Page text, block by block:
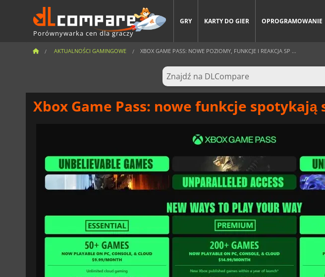
Porównywarka cen dla graczy
GRY KARTY DO GIER OPROGRAMOWANIE
AKTUALNOŚCI GAMINGOWE XBOX GAME PASS: NOWE POZIOMY, FUNKCJE I REAKCJA SP ...
Xbox Game Pass: nowe funkcje spotykają